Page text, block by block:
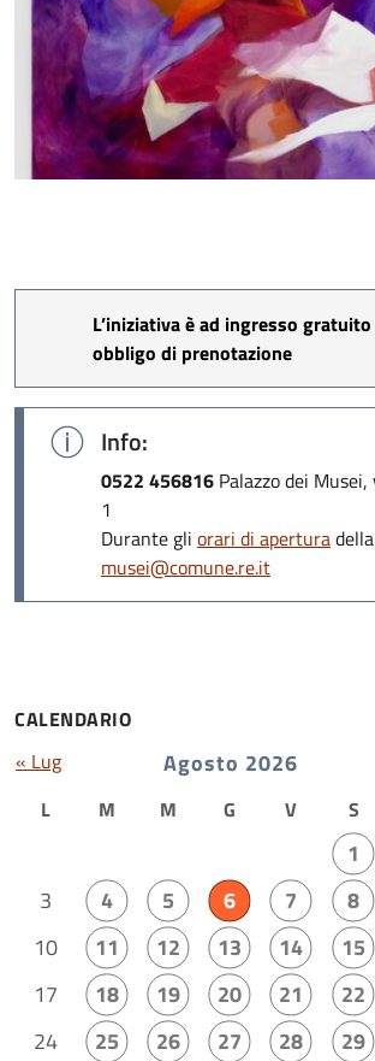
19/06/2024_ Olio su tela, cm
artist and APALAZZOGALLERY_
L’iniziativa è ad ingresso gratuito
obbligo di prenotazione
Info:
0522 456816 Palazzo dei
1
Durante gli orari di apertura
musei@comune.re.it
CALENDARIO
Agosto 2026
L M M G V S
1
3
4 5 6 7 8
10
11 12 13 14 15
17
18 19 20 21 22
24
25 26 27 28 29
« Lug